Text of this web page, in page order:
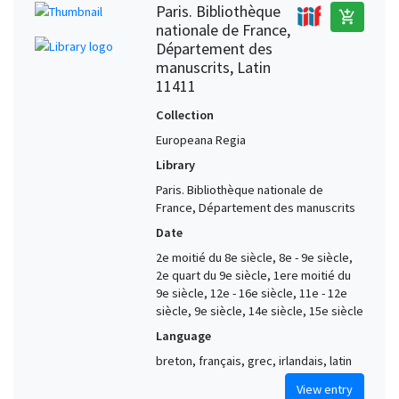
Paris. Bibliothèque
nationale de France,
Département des
manuscrits, Latin
11411
add_shopping_cart
Collection
Europeana Regia
Library
Paris. Bibliothèque nationale de
France, Département des manuscrits
Date
2e moitié du 8e siècle, 8e - 9e siècle,
2e quart du 9e siècle, 1ere moitié du
9e siècle, 12e - 16e siècle, 11e - 12e
siècle, 9e siècle, 14e siècle, 15e siècle
Language
breton, français, grec, irlandais, latin
View entry